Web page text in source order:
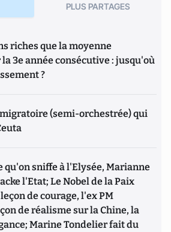
PLUS PARTAGES
riches que la moyenne
3e année consécutive : jusqu'où
?
(semi-orchestrée) qui
qu'on sniffe à l'Elysée, Marianne
l'Etat; Le Nobel de la Paix
de courage, l'ex PM
de réalisme sur la Chine, la
Marine Tondelier fait du